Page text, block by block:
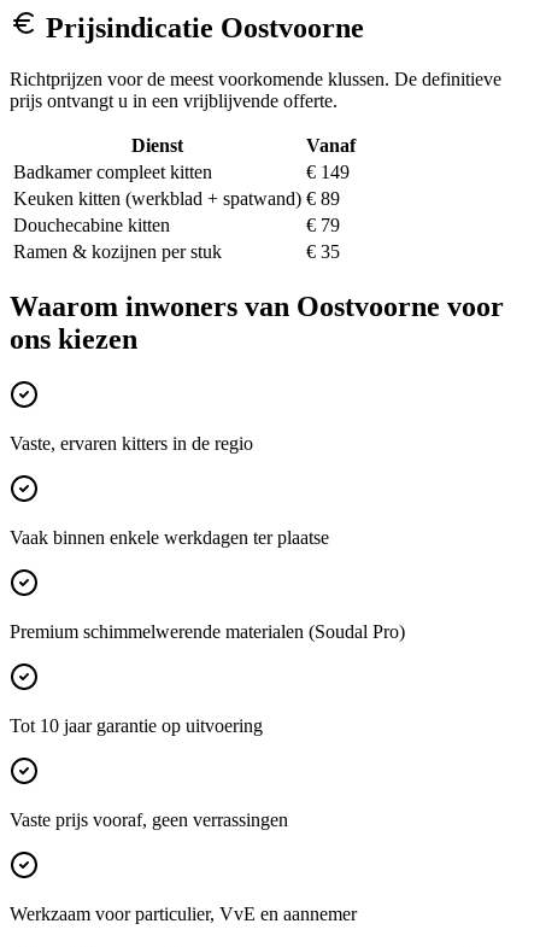
Prijsindicatie Oostvoorne
Richtprijzen voor de meest voorkomende klussen. De definitieve
prijs ontvangt u in een vrijblijvende offerte.
Dienst
Vanaf
Badkamer compleet kitten
€ 149
Keuken kitten (werkblad + spatwand) € 89
Douchecabine kitten
€ 79
Ramen & kozijnen per stuk
€ 35
Waarom inwoners van Oostvoorne voor
ons kiezen
Vaste, ervaren kitters in de regio
Vaak binnen enkele werkdagen ter plaatse
Premium schimmelwerende materialen (Soudal Pro)
Tot 10 jaar garantie op uitvoering
Vaste prijs vooraf, geen verrassingen
Werkzaam voor particulier, VvE en aannemer